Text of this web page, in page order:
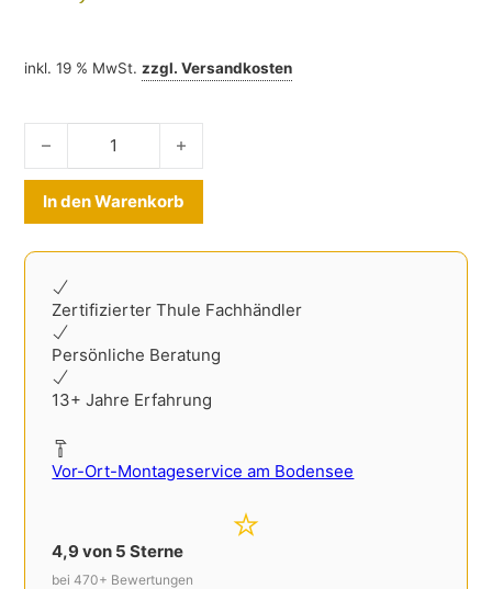
inkl. 19 % MwSt. zzgl.Versandkosten
Stoßstangenschutz Skoda Kodiaq II ab 2024- Menge
In den Warenkorb
Zertifizierter Thule Fachhändler
Persönliche Beratung
13+ Jahre Erfahrung
Vor-Ort-Montageservice am Bodensee
4,9 von 5 Sterne
bei 470+ Bewertungen